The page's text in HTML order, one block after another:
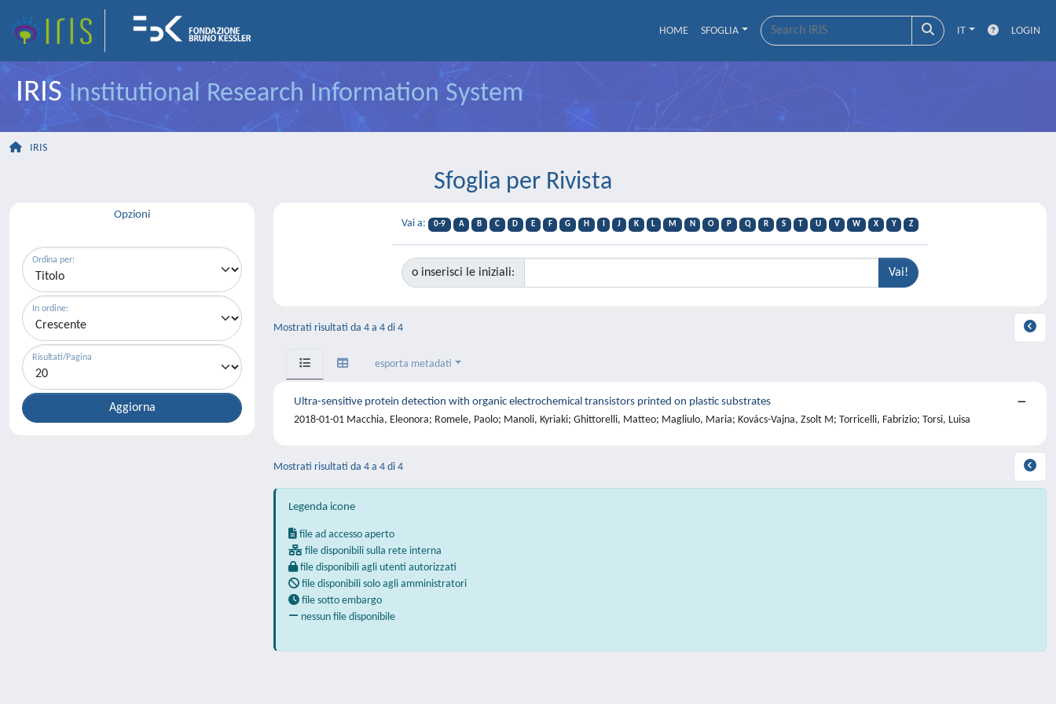
HOME SFOGLIA IT LOGIN
IRISInstitutional Research Information System
IRIS
Sfoglia per Rivista
Opzioni
Ordina per:
In ordine:
Risultati/Pagina
Vai a: 0-9 A B C D E F G H J K L M N O P Q R S T U V W X Y Z
o inserisci le iniziali:
Mostrati risultati da 4 a 4 di 4
esporta metadati
Ultra-sensitive protein detection with organic electrochemical transistors printed on plastic substrates
2018-01-01 Macchia, Eleonora; Romele, Paolo; Manoli, Kyriaki; Ghittorelli, Matteo; Magliulo, Maria; Kovács-Vajna, Zsolt M; Torricelli, Fabrizio; Torsi, Luisa
Mostrati risultati da 4 a 4 di 4
Legenda icone
file ad accesso aperto
file disponibili sulla rete interna
file disponibili agli utenti autorizzati
file disponibili solo agli amministratori
file sotto embargo
nessun file disponibile